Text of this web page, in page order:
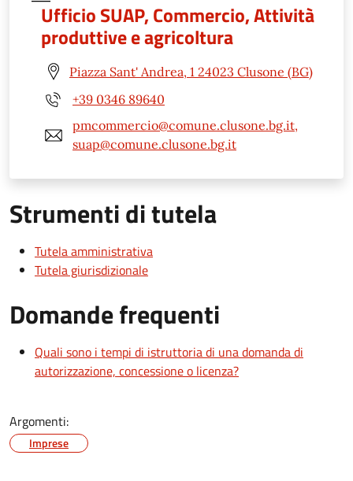
Ufficio SUAP, Commercio, Attività
produttive e agricoltura
Piazza Sant' Andrea, 1 24023 Clusone (BG)
+39 0346 89640
pmcommercio@comune.clusone.bg.it,
suap@comune.clusone.bg.it
Strumenti di tutela
Tutela amministrativa
Tutela giurisdizionale
Domande frequenti
Quali sono i tempi di istruttoria di una domanda di
autorizzazione, concessione o licenza?
Argomenti:
Imprese